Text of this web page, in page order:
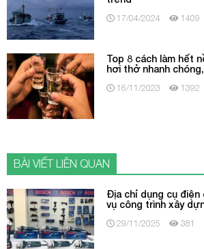
17/04/2024 1409
Top 8 cách làm hết
hơi thở nhanh
16/11/2023 1392
BÀI VIẾT LIÊN QUAN
Địa chỉ dụng cụ điện
vụ công trình xây
29/11/2025 381